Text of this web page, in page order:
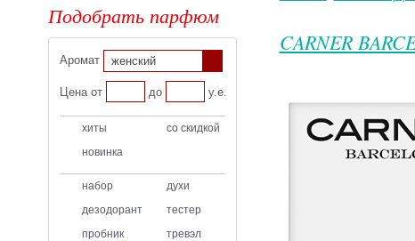
CARNER
Подобрать парфюм
Аромат женский
Цена от до у.е.
хиты
со скидкой
новинка
набор
духи
дезодорант
тестер
пробник
тревэл